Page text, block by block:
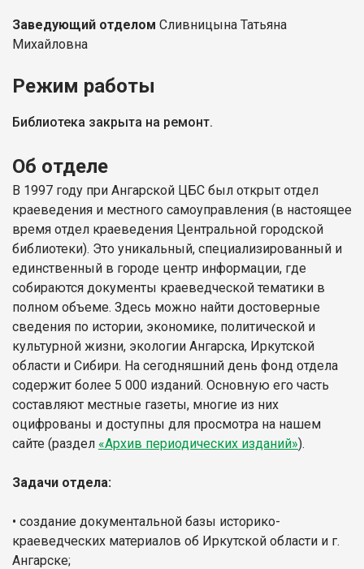
Заведующий отделом Сливницына Татьяна
Михайловна
Режим работы
Библиотека закрыта на ремонт.
Об отделе
В 1997 году при Ангарской ЦБС был открыт отдел
краеведения и местного самоуправления (в настоящее
время отдел краеведения Центральной городской
библиотеки). Это уникальный, специализированный и
единственный в городе центр информации, где
собираются документы краеведческой тематики в
полном объеме. Здесь можно найти достоверные
сведения по истории, экономике, политической и
культурной жизни, экологии Ангарска, Иркутской
области и Сибири. На сегодняшний день фонд отдела
содержит более 5 000 изданий. Основную его часть
составляют местные газеты, многие из них
оцифрованы и доступны для просмотра на нашем
сайте (раздел «Архив периодических изданий»).
Задачи отдела:
• создание документальной базы историко-
краеведческих материалов об Иркутской области и г.
Ангарске;